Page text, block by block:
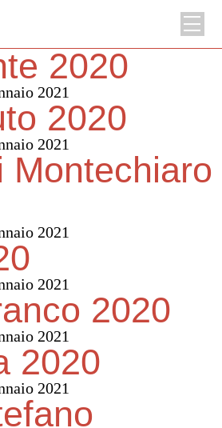
2020
2021
2020
2021
Montechiaro
2021
2021
2020
2021
2020
2021